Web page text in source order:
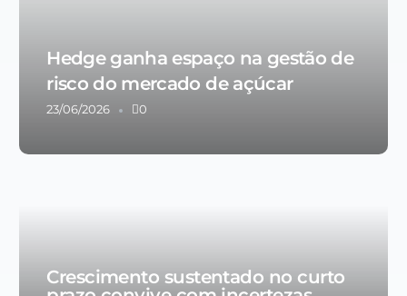
Hedge ganha espaço na gestão de
risco do mercado de açúcar
23/06/2026 0
Crescimento sustentado no curto